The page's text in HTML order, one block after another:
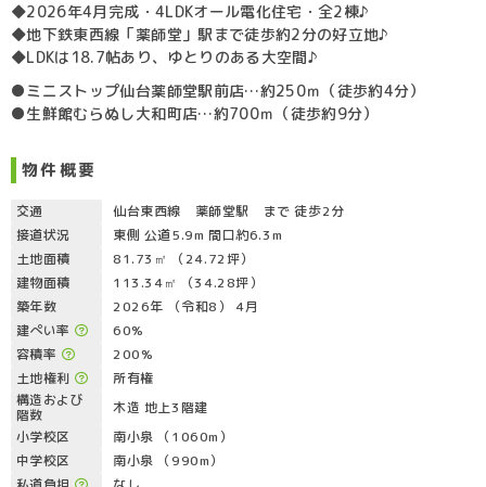
◆2026年4月完成・4LDKオール電化住宅・全2棟♪
◆地下鉄東西線「薬師堂」駅まで徒歩約2分の好立地♪
◆LDKは18.7帖あり、ゆとりのある大空間♪
●ミニストップ仙台薬師堂駅前店…約250ｍ（徒歩約4分）
●生鮮館むらぬし大和町店…約700ｍ（徒歩約9分）
物件概要
交通
仙台東西線 薬師堂駅 まで 徒歩2分
接道状況
東側 公道5.9m 間口約6.3m
土地面積
81.73㎡ （24.72坪）
建物面積
113.34㎡ （34.28坪）
築年数
2026年 （令和8） 4月
建ぺい率
60%
容積率
200%
土地権利
所有権
構造および
階数
木造 地上3階建
小学校区
南小泉 （1060m）
中学校区
南小泉 （990m）